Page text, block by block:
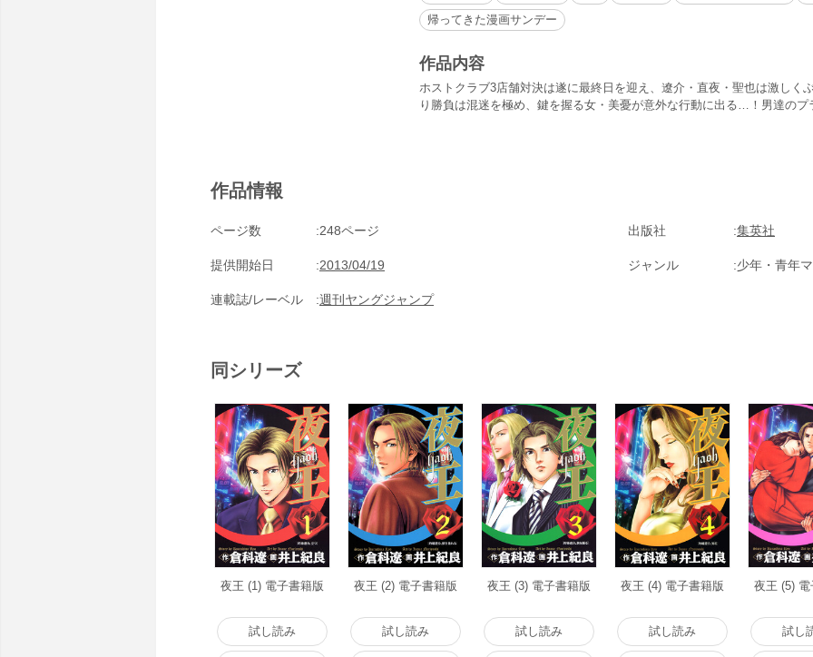
帰ってきた漫画サンデー
作品内容
ホストクラブ3店舗対決は遂に最終日を迎え、遼介・直夜・聖也は激しく
り勝負は混迷を極め、鍵を握る女・美憂が意外な行動に出る…！男達の
作品情報
ページ数 248ページ 出版社 集英社
提供開始日 2013/04/19 ジャンル 少年・青年
連載誌/レーベル 週刊ヤングジャンプ
同シリーズ
夜王 (1) 電子書籍版
試し読み
夜王 (2) 電子書籍版
試し読み
夜王 (3) 電子書籍版
試し読み
夜王 (4) 電子書籍版
試し読み
夜王 (5)
試し